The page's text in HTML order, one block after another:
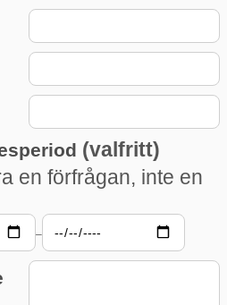
(valfritt)
en förfrågan, inte en
–